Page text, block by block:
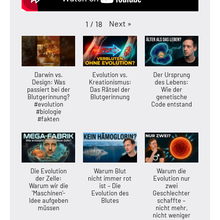
1 / 18 Next »
Darwin vs.
Design: Was
passiert bei der
Blutgerinnung?
#evolution
#biologie
#fakten
Evolution vs.
Kreationismus:
Das Rätsel der
Blutgerinnung
Der Ursprung
des Lebens:
Wie der
genetische
Code entstand
Die Evolution
der Zelle:
Warum wir die
'Maschinen'-
Idee aufgeben
müssen
Warum Blut
nicht immer rot
ist – Die
Evolution des
Blutes
Warum die
Evolution nur
zwei
Geschlechter
schaffte –
nicht mehr,
nicht weniger